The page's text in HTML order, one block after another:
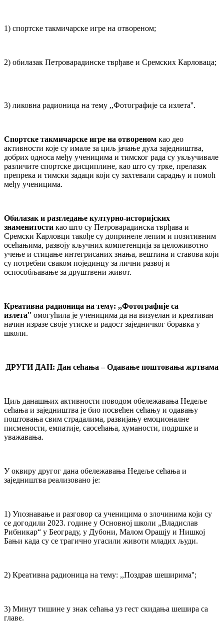
1) спортске такмичарске игре на отвореном;
2) обилазак Петроварадинске тврђаве и Сремских Карловаца;
3) ликовна радионица на тему ,,Фотографије са излета''.
Спортске такмичарске игре на отвореном као део
активности које су имале за циљ јачање духа заједништва,
добрих односа међу ученицима и тимског рада су укључивале
различите спортске дисциплине, као што су трке, прелазак
препрека и тимски задаци који су захтевали сарадњу и помоћ
међу ученицима.
Обилазак и разгледање културно-историјских
знаменитости као што су Петроварадинска тврђава и
Сремски Карловци такође су допринеле лепим и позитивним
осећањима, развоју кључних компетенција за целоживотно
учење и стицање интегрисаних знања, вештина и ставова који
су потребни сваком појединцу за лични развој и
оспособљавање за друштвени живот.
Креативна радионица на тему: ,,Фотографије са
излета'' омогућила је ученицима да на визуелан и креативан
начин изразе своје утиске и радост заједничког боравка у
школи.
ДРУГИ ДАН: Дан сећања – Одавање поштовања жртвама
Циљ данашњих активности поводом обележавања Недеље
сећања и заједништва је био посвећен сећању и одавању
поштовања свим страдалима, развијању емоционалне
писмености, емпатије, саосећања, хуманости, подршке и
уважавања.
У оквиру другог дана обележавања Недеље сећања и
заједништва реализовано је:
1) Упознавање и разговор са ученицима о злочинима који су
се догодили 2023. године у Основној школи „Владислав
Рибникар“ у Београду, у Дубони, Малом Орашју и Нишкој
Бањи када су се трагично угасили животи младих људи.
2) Креативна радионица на тему: ,,Поздрав шеширима'';
3) Минут тишине у знак сећања уз гест скидања шешира са
главе.